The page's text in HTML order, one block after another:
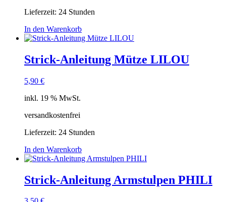
Lieferzeit: 24 Stunden
In den Warenkorb
Strick-Anleitung Mütze LILOU
5,90 €
inkl. 19 % MwSt.
versandkostenfrei
Lieferzeit: 24 Stunden
In den Warenkorb
Strick-Anleitung Armstulpen PHILI